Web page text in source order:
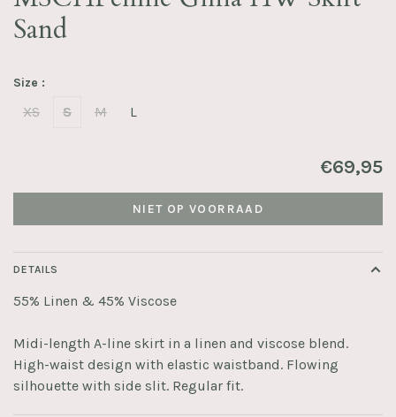
Sand
Size :
XS S M L
€69,95
NIET OP VOORRAAD
DETAILS
55% Linen & 45% Viscose
Midi-length A-line skirt in a linen and viscose blend.
High-waist design with elastic waistband. Flowing
silhouette with side slit. Regular fit.